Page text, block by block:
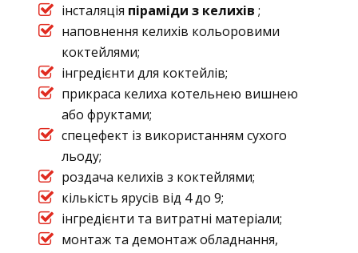
інсталяція піраміди з келихів ;
наповнення келихів кольоровими
коктейлями;
інгредієнти для коктейлів;
прикраса келиха котельнею вишнею
або фруктами;
спецефект із використанням сухого
льоду;
роздача келихів з коктейлями;
кількість ярусів від 4 до 9;
інгредієнти та витратні матеріали;
монтаж та демонтаж обладнання,